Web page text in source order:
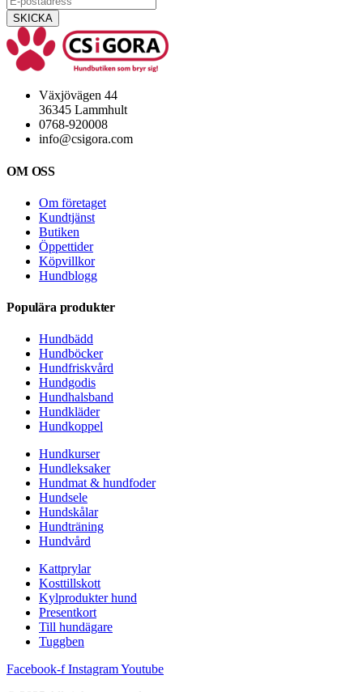
Växjövägen 44
36345 Lammhult
0768-920008
info@csigora.com
OM OSS
Om företaget
Kundtjänst
Butiken
Öppettider
Köpvillkor
Hundblogg
Populära produkter
Hundbädd
Hundböcker
Hundfriskvård
Hundgodis
Hundhalsband
Hundkläder
Hundkoppel
Hundkurser
Hundleksaker
Hundmat & hundfoder
Hundsele
Hundskålar
Hundträning
Hundvård
Kattprylar
Kosttillskott
Kylprodukter hund
Presentkort
Till hundägare
Tuggben
Facebook-f InstagramYoutube